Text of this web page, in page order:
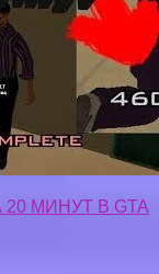
МИНУТ В GTA